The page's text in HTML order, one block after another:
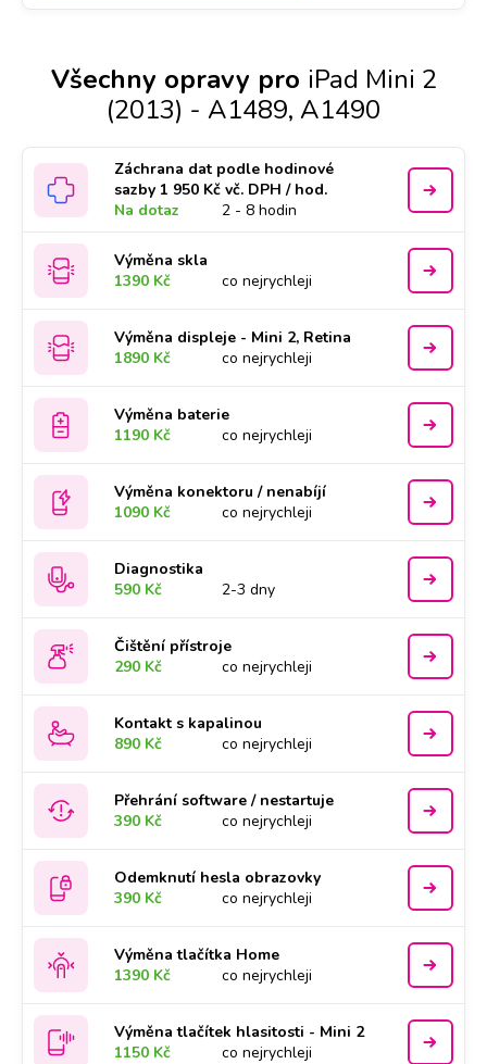
Všechny opravy pro iPad Mini 2
(2013) - A1489, A1490
Záchrana dat podle hodinové
sazby 1 950 Kč vč. DPH / hod.
Na dotaz
2 - 8 hodin
Výměna skla
1390 Kč
co nejrychleji
Výměna displeje - Mini 2, Retina
1890 Kč
co nejrychleji
Výměna baterie
1190 Kč
co nejrychleji
Výměna konektoru / nenabíjí
1090 Kč
co nejrychleji
Diagnostika
590 Kč
2-3 dny
Čištění přístroje
290 Kč
co nejrychleji
Kontakt s kapalinou
890 Kč
co nejrychleji
Přehrání software / nestartuje
390 Kč
co nejrychleji
Odemknutí hesla obrazovky
390 Kč
co nejrychleji
Výměna tlačítka Home
1390 Kč
co nejrychleji
Výměna tlačítek hlasitosti - Mini 2
1150 Kč
co nejrychleji